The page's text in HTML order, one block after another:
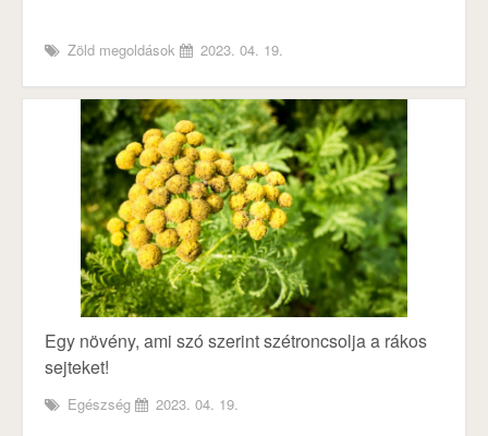
Zöld megoldások 2023. 04. 19.
Egy növény, ami szó szerint szétroncsolja a rákos
sejteket!
Egészség 2023. 04. 19.